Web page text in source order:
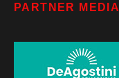
PARTNER MEDIA